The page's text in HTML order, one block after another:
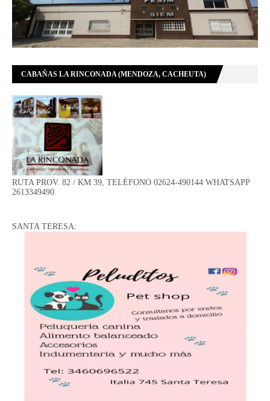
CABAÑAS LA RINCONADA (MENDOZA, CACHEUTA)
RUTA PROV. 82 / KM 39, TELÉFONO 02624-490144 WHATSAPP
2613349490
SANTA TERESA: